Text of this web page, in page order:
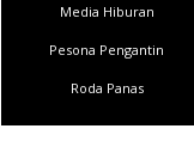
Media Hiburan
Pesona Pengantin
Roda Panas